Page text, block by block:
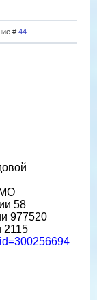
# 44
58
977520
2115